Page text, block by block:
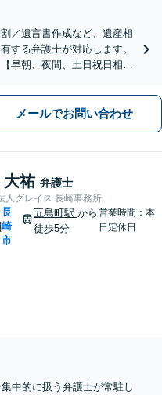
／遺言書作成など、遺産相
する弁護士が対応します。
早朝、夜間、土日祝日相談
メールでお問い合わせ
大祐 弁護士
人グレイス 長崎事務所
|
長
崎
市
五島町駅 から
徒歩5分
営業時間：本
日定休日
中的に扱う弁護士が常駐し